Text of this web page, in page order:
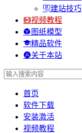
建站技巧
视频教程
图纸模型
精品软件
关于本站
首页
软件下载
安装激活
视频教程